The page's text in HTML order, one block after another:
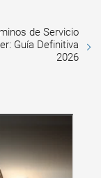
de Servicio
Guía Definitiva
2026